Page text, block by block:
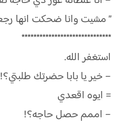
” مشيت وانا ضحكت انها
******************************
استغفر الله.
– خير يا بابا حضرتك طلبتي؟!
= ايوه اقعدي
– اممم حصل حاجه؟!